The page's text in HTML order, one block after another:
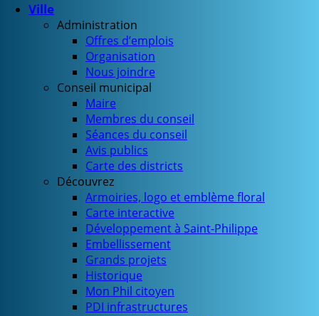
Ville
Administration
Offres d’emplois
Organisation
Nous joindre
Conseil municipal
Maire
Membres du conseil
Séances du conseil
Avis publics
Carte des districts
Découvrez
Armoiries, logo et emblème floral
Carte interactive
Développement à Saint-Philippe
Embellissement
Grands projets
Historique
Mon Phil citoyen
PDI infrastructures